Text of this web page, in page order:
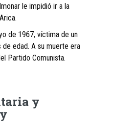
le impidió ir a la
de 1967, víctima de un
edad. A su muerte era
Partido Comunista.
y